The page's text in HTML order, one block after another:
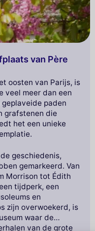
van Père
oosten van Parijs, is
veel meer dan een
paden
grafstenen die
het een unieke
geschiedenis,
gemarkeerd. Van
Morrison tot Édith
tijdperk, een
en
zijn overwoekerd, is
waar de
van de grote